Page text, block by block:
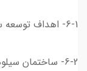
6-1- اهداف توسعه سامانه‌های سیلو پرتاب
6-2- ساختمان سیلوهای پرتاب